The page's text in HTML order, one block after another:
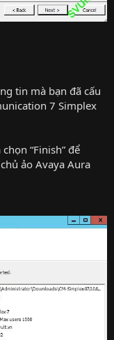
tin mà bạn đã cấu
7 Simplex
“Finish” để
ảo Avaya Aura